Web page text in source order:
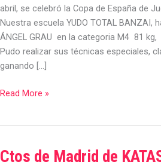
abril, se celebró la Copa de España de
Nuestra escuela YUDO TOTAL BANZAI,
ÁNGEL GRAU en la categoria M4 81
Pudo realizar sus técnicas especiales,
ganando […]
Read More »
Ctos de Madrid de
Ctos